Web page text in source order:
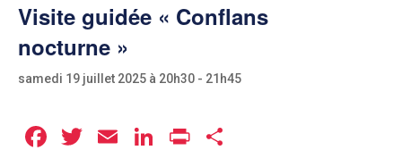
Visite guidée « Conflans
nocturne »
samedi 19 juillet 2025 à 20h30 - 21h45
Facebook
Twitter
EmailLinkedIn
Print